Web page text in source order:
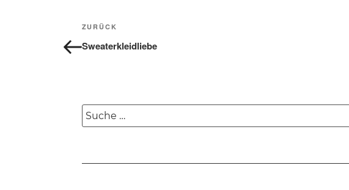
Beitragsnavigation
Vorheriger
Beitrag
ZURÜCK
Sweaterkleidliebe
Suche
nach: